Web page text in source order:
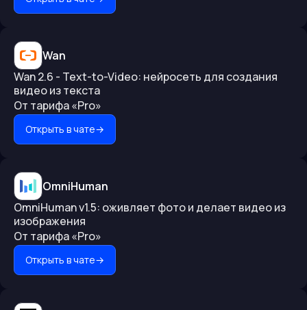
Wan
Wan 2.6 - Text-to-Video: нейросеть для создания
видео из текста
От тарифа «Pro»
Открыть в чате→
OmniHuman
OmniHuman v1.5: оживляет фото и делает видео из
изображения
От тарифа «Pro»
Открыть в чате→